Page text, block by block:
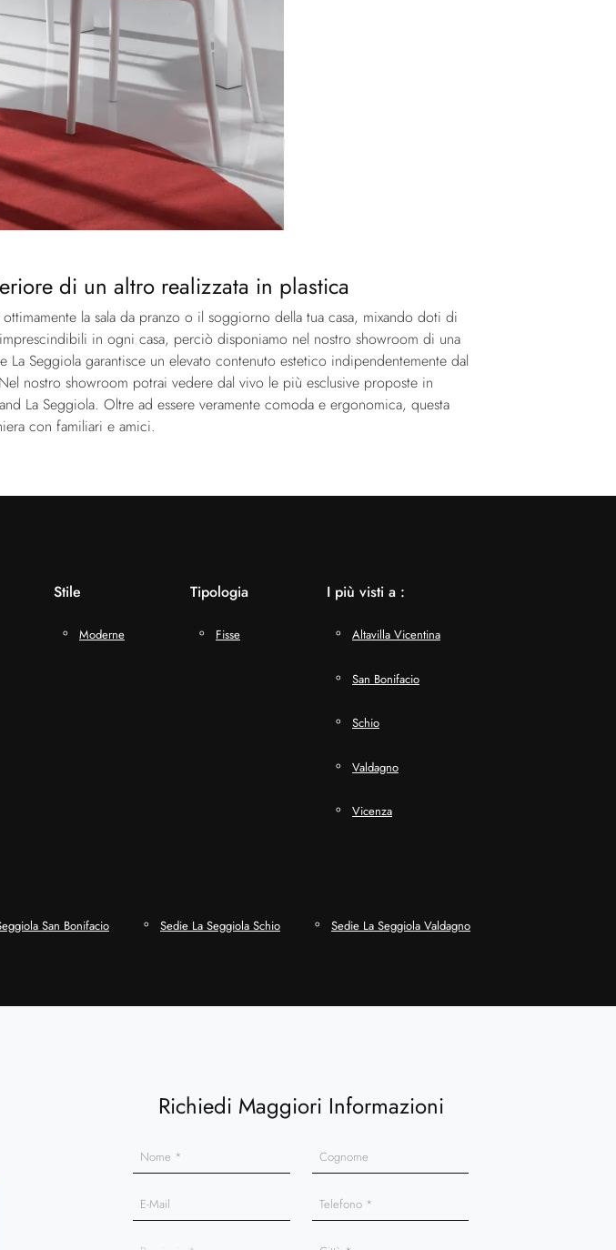
di un altro realizzata in plastica
la sala da pranzo o il soggiorno della tua casa, mixando doti di
in ogni casa, perciò disponiamo nel nostro showroom di una
Seggiola garantisce un elevato contenuto estetico indipendentemente dal
nostro showroom potrai vedere dal vivo le più esclusive proposte in
La Seggiola. Oltre ad essere veramente comoda e ergonomica, questa
con familiari e amici.
Stile
Moderne
Tipologia
Fisse
I più visti a :
Altavilla Vicentina
San Bonifacio
Schio
Valdagno
Vicenza
San Bonifacio Sedie La Seggiola Schio Sedie La Seggiola Valdagno
Richiedi Maggiori Informazioni